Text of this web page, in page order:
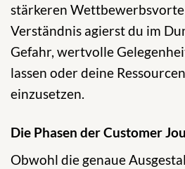
stärkeren
Verständnis agierst du im
Gefahr, wertvolle
lassen oder deine
einzusetzen.
Die Phasen der Customer
Obwohl die genaue